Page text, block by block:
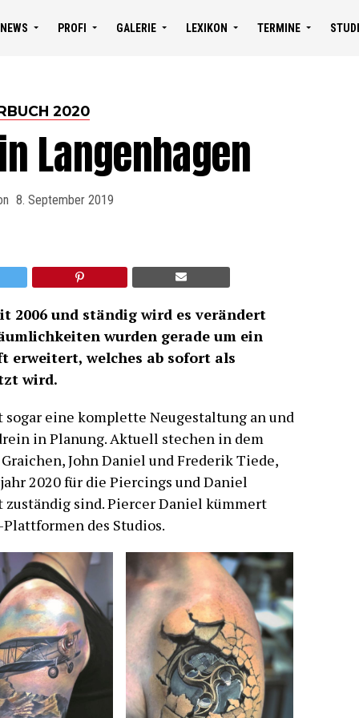
NEWS PROFI GALERIE LEXIKON TERMINE
2020
Langenhagen
8. September 2019
2006 und ständig wird es verändert
wurden gerade um ein
erweitert, welches ab sofort als
wird.
sogar eine komplette Neugestaltung an und
in Planung. Aktuell stechen in dem
John Daniel und Frederik Tiede,
2020 für die Piercings und Daniel
zuständig sind. Piercer Daniel kümmert
des Studios.